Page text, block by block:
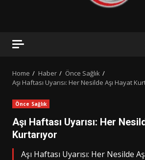
Home Haber
Önce Sağlık
Aşı Haftası Uyarısı: Her Nesilde Aşı Hayat
Önce Sağlık
Aşı Haftası Uyarısı: Her
Kurtarıyor
Aşı Haftası Uyarısı: Her Nesilde